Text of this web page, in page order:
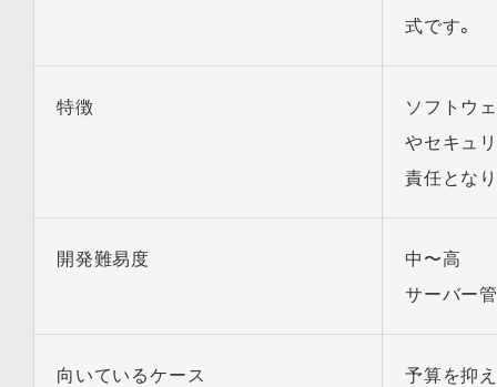
式です。
特徴
ソフトウ
やセキュ
責任とな
開発難易度
中〜高
サーバー
向いているケース
予算を抑